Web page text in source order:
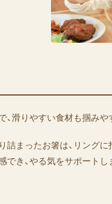
滑りやすい食材も掴みや
詰まったお箸は、リング
でき、やる気をサポートし